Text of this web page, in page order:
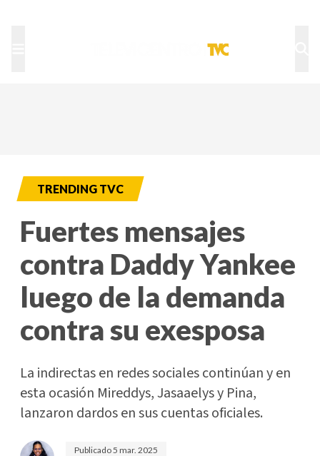
TRENDING TVC
Fuertes mensajes
contra Daddy Yankee
luego de la demanda
contra su exesposa
La indirectas en redes sociales continúan y en
esta ocasión Mireddys, Jasaaelys y Pina,
lanzaron dardos en sus cuentas oficiales.
Publicado5 mar. 2025